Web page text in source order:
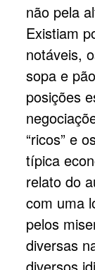
não pela
Existiam
notáveis,
sopa e
posições
“ricos” e
típica
relato do
com uma
pelos
diversas